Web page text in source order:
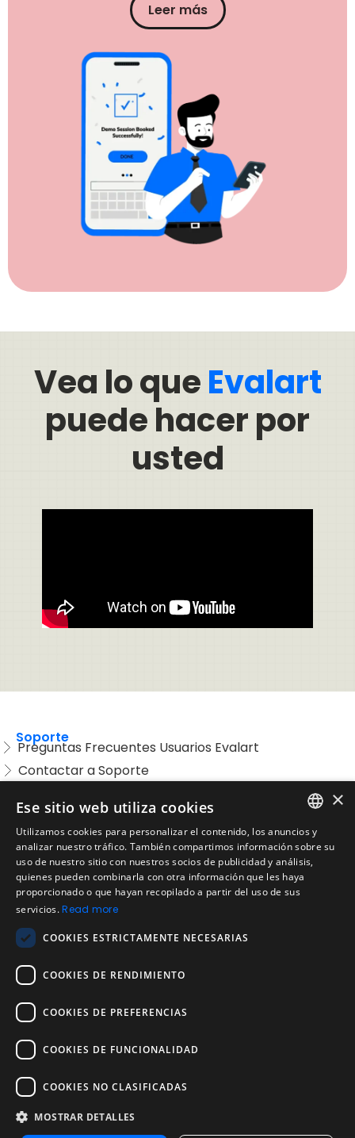
Leer más
Vea lo queEvalart
puede hacer por
usted
Soporte
Preguntas Frecuentes Usuarios Evalart
Contactar a Soporte
Legal
Condiciones de Servicio
Aviso de privacidad
Política de cookies
Política de devoluciones
Acuerdo de licencia de usuario
Aviso legal
Política de uso aceptable
Empresa
Acerca de nosotros
Blog
Pruebas de confiabilidad y validez
Pruebas
Contáctenos
Contáctenos
ENGLISH
SPANISH
×
Ese sitio web utiliza cookies
Utilizamos cookies para personalizar el contenido, los anuncios y
analizar nuestro tráfico. También compartimos información sobre su
uso de nuestro sitio con nuestros socios de publicidad y análisis,
quienes pueden combinarla con otra información que les haya
proporcionado o que hayan recopilado a partir del uso de sus
servicios.Read more
COOKIES ESTRICTAMENTE NECESARIAS
COOKIES DE RENDIMIENTO
COOKIES DE PREFERENCIAS
COOKIES DE FUNCIONALIDAD
COOKIES NO CLASIFICADAS
MOSTRAR DETALLES